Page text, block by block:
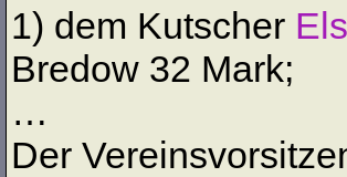
1) dem Kutscher
Bredow 32 Mark;
…
Der